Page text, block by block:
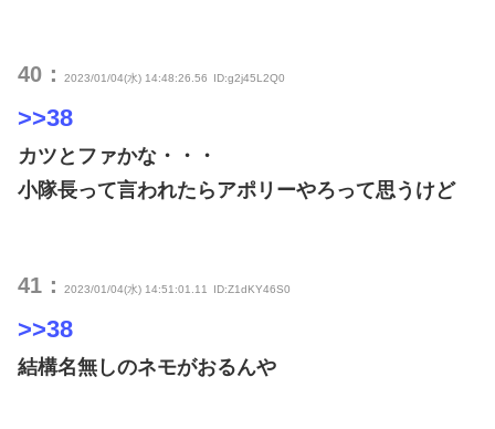
40： 2023/01/04(水) 14:48:26.56 ID:g2j45L2Q0
>>38
カツとファかな・・・
小隊長って言われたらアポリーやろって思うけど
41： 2023/01/04(水) 14:51:01.11 ID:Z1dKY46S0
>>38
結構名無しのネモがおるんや